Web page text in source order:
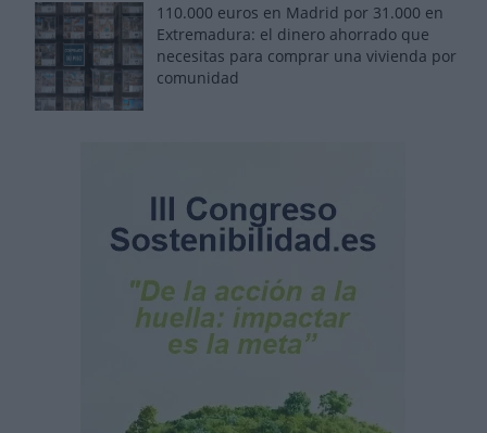
110.000 euros en Madrid por 31.000 en
Extremadura: el dinero ahorrado que
necesitas para comprar una vivienda por
comunidad